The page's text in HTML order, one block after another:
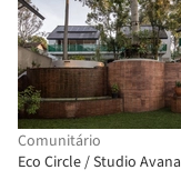
Comunitário
Eco Circle / Studio Avana